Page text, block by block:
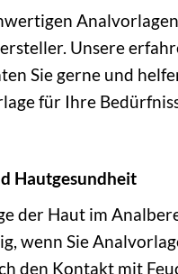
Analvorlagen
Unsere
Sie gerne und
für Ihre
Hautgesundheit
der Haut im
wenn Sie
den Kontakt mit